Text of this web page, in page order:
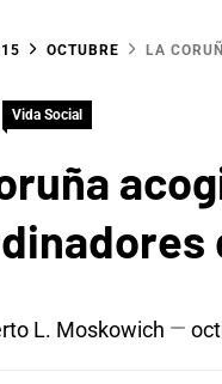
OCTUBRE LA
Vida Social
L. Moskowich